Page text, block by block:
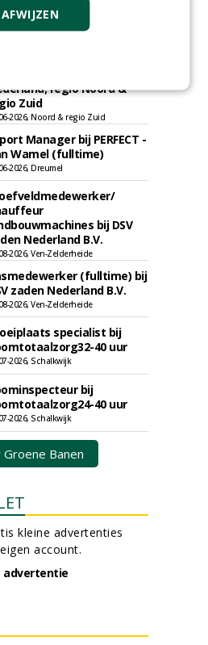
Voorman
bij
2026, Castricum en Uitgeest
regio Noord &
Zuid
2026, Noord & regio Zuid
Manager bij PERFECT -
Wamel (fulltime)
2026, Dreumel
bij DSV
Nederland B.V.
2026, Ven-Zelderheide
(fulltime) bij
zaden Nederland B.V.
2026, Ven-Zelderheide
specialist bij
40 uur
2026, Schalkwijk
bij
40 uur
2026, Schalkwijk
Banen
kleine advertenties
account.
advertentie
AFWIJZEN